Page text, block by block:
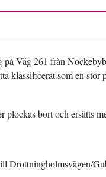
Väg 261 från
klassificerat som en stor
bort och ersätts
Drottningholmsvägen/